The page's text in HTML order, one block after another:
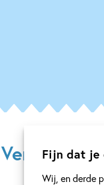
Fijn dat je
Wij, en derde